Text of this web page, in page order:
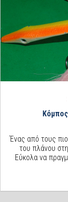
Ένας από τους
του πλάνου
Εύκολα να